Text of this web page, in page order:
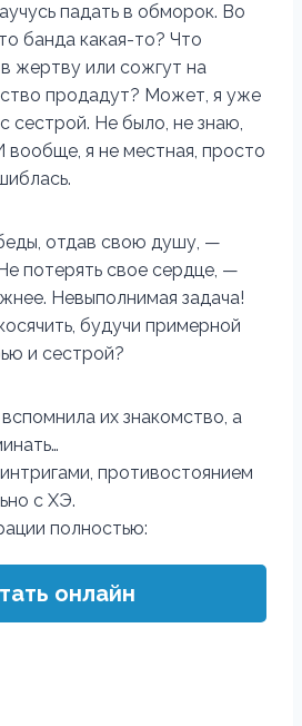
падать в обморок. Во
банда какая-то? Что
жертву или сожгут на
продадут? Может, я уже
сестрой. Не было, не знаю,
я не местная, просто
отдав свою душу, —
потерять свое сердце, —
Невыполнимая задача!
будучи примерной
и сестрой?
их знакомство, а
противостоянием
с ХЭ.
полностью:
онлайн